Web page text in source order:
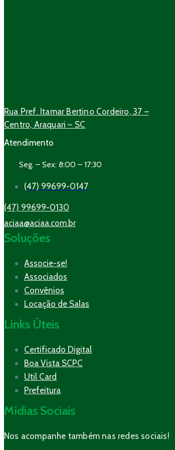
Rua Pref. Itamar Bertino Cordeiro, 37 –
Centro, Araquari – SC
Atendimento
Seg. – Sex: 8:00 – 17:30
(47) 99699-0147
(47) 99699-0130
aciaa@aciaa.com.br
Soluções
Associe-se!
Associados
Convênios
Locação de Salas
Links Úteis
Certificado Digital
Boa Vista SCPC
Util Card
Prefeitura
Mídias Sociais
Nos acompanhe também nas redes sociais!